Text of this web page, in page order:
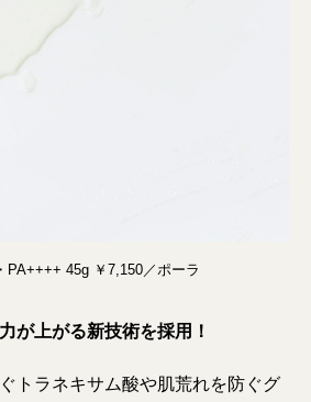
PA++++ 45g ￥7,150／ポーラ
が上がる新技術を採用！
トラネキサム酸や肌荒れを防ぐグ